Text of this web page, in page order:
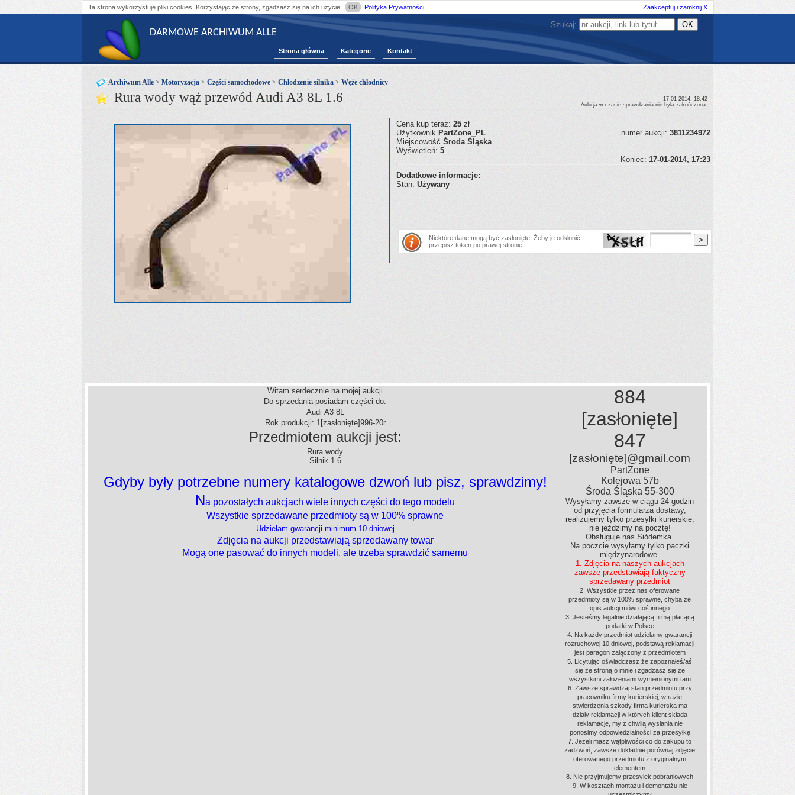
Ta strona wykorzystuje pliki cookies. Korzystając ze strony, zgadzasz się na ich użycie. OK Polityka Prywatności Zaakceptuj i zamknij X
DARMOWE ARCHIWUM ALLE
Strona główna Kategorie Kontakt
Szukaj:
Archiwum Alle > Motoryzacja > Części samochodowe > Chłodzenie silnika > Węże chłodnicy
Rura wody wąż przewód Audi A3 8L 1.6
17-01-2014, 18:42
Aukcja w czasie sprawdzania nie była zakończona.
Cena kup teraz: 25 zł
Użytkownik PartZone_PL numer aukcji: 3811234972
Miejscowość Środa Śląska
Wyświetleń: 5
Koniec: 17-01-2014, 17:23
Dodatkowe informacje:
Stan: Używany
Niektóre dane mogą być zasłonięte. Żeby je odsłonić
przepisz token po prawej stronie.
Witam serdecznie na mojej aukcji
Do sprzedania posiadam części do:
Audi A3 8L
Rok produkcji: 1[zasłonięte]996-20r
Przedmiotem aukcji jest:
Rura wody
Silnik 1.6
Gdyby były potrzebne numery katalogowe dzwoń lub pisz, sprawdzimy!
Na pozostałych aukcjach wiele innych części do tego modelu
Wszystkie sprzedawane przedmioty są w 100% sprawne
Udzielam gwarancji minimum 10 dniowej
Zdjęcia na aukcji przedstawiają sprzedawany towar
Mogą one pasować do innych modeli, ale trzeba sprawdzić samemu
884
[zasłonięte]
847
[zasłonięte]@gmail.com
PartZone
Kolejowa 57b
Środa Śląska 55-300
Wysyłamy zawsze w ciągu 24 godzin
od przyjęcia formularza dostawy,
realizujemy tylko przesyłki kurierskie,
nie jeździmy na pocztę!
Obsługuje nas Siódemka.
Na poczcie wysyłamy tylko paczki
międzynarodowe.
1. Zdjęcia na naszych aukcjach
zawsze przedstawiają faktyczny
sprzedawany przedmiot
2. Wszystkie przez nas oferowane
przedmioty są w 100% sprawne, chyba że
opis aukcji mówi coś innego
3. Jesteśmy legalnie działającą firmą płacącą
podatki w Polsce
4. Na każdy przedmiot udzielamy gwarancji
rozruchowej 10 dniowej, podstawą reklamacji
jest paragon załączony z przedmiotem
5. Licytując oświadczasz że zapoznałeś/aś
się ze stroną o mnie i zgadzasz się ze
wszystkimi założeniami wymienionymi tam
6. Zawsze sprawdzaj stan przedmiotu przy
pracowniku firmy kurierskiej, w razie
stwierdzenia szkody firma kurierska ma
działy reklamacji w których klient składa
reklamacje, my z chwilą wysłania nie
ponosimy odpowiedzialności za przesyłkę
7. Jeżeli masz wątpliwości co do zakupu to
zadzwoń, zawsze dokładnie porównaj zdjęcie
oferowanego przedmiotu z oryginalnym
elementem
8. Nie przyjmujemy przesyłek pobraniowych
9. W kosztach montażu i demontażu nie